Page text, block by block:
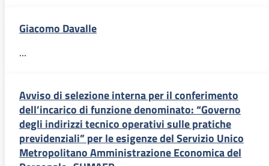
Giacomo Davalle
...
Avviso di selezione interna per il conferimento
dell’incarico di funzione denominato: “Governo
degli indirizzi tecnico operativi sulle pratiche
previdenziali” per le esigenze del Servizio Unico
Metropolitano Amministrazione Economica del